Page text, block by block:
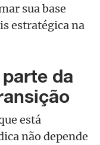
sua base
estratégica na
da
está
não depende